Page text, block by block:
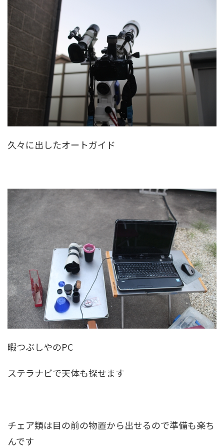
久々に出したオートガイド
暇つぶしやのPC
ステラナビで天体も探せます
チェア類は目の前の物置から出せるので準備も楽ち
んです